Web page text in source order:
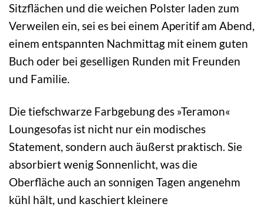
Sitzflächen und die weichen Polster laden zum
Verweilen ein, sei es bei einem Aperitif am Abend,
einem entspannten Nachmittag mit einem guten
Buch oder bei geselligen Runden mit Freunden
und Familie.
Die tiefschwarze Farbgebung des »Teramon«
Loungesofas ist nicht nur ein modisches
Statement, sondern auch äußerst praktisch. Sie
absorbiert wenig Sonnenlicht, was die
Oberfläche auch an sonnigen Tagen angenehm
kühl hält, und kaschiert kleinere